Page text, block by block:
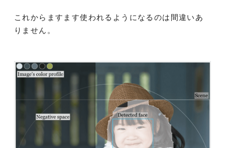
これからますます使われるようになるのは間違いあ
りません。